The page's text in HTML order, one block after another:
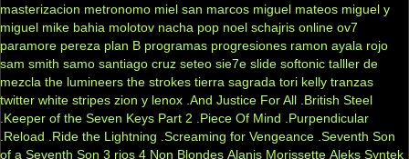
masterizacion metronomo miel san marcos miguel mateos miguel y
miguel mike bahia molotov nacha pop noel schajris online ov7
paramore pereza plan B programas progresiones ramon ayala rojo
sam smith samo santiago cruz seteo sie7e slide softonic talller de
mezcla the lumineers the strokes tierra sagrada tori kelly tranzas
twitter white stripes zion y lenox .And Justice For All .British Steel
.Keeper of the Seven Keys Part 2 .Piece Of Mind .Purpendicular
.Reload .Ride the Lightning .Screaming for Vengeance .Seventh Son
of a Seventh Son 3 rios 4 Non Blondes Alanis Morissette Aleks Syntek